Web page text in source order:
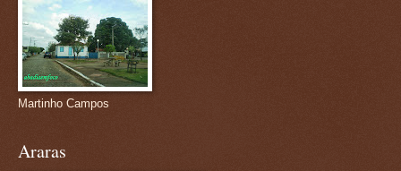
Martinho Campos
Araras